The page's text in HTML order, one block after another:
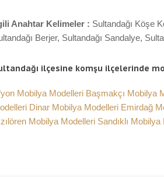
Anahtar Kelimeler : Sultandağı Köşe
Berjer, Sultandağı Sandalye,
ilçesine komşu ilçelerinde
Mobilya Modelleri Başmakçı Mobilya
Dinar Mobilya Modelleri Emirdağ
Mobilya Modelleri Sandıklı